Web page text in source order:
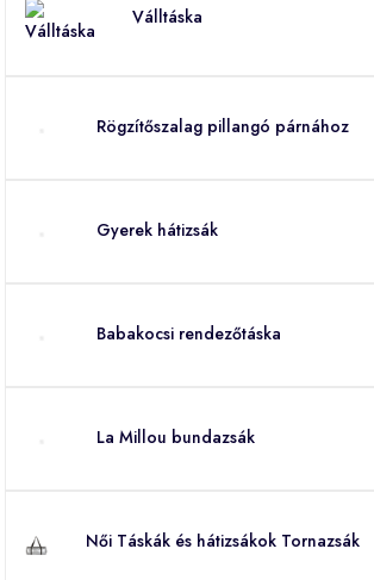
Válltáska
Rögzítőszalag pillangó párnához
Gyerek hátizsák
Babakocsi rendezőtáska
La Millou bundazsák
Női Táskák és hátizsákok Tornazsák